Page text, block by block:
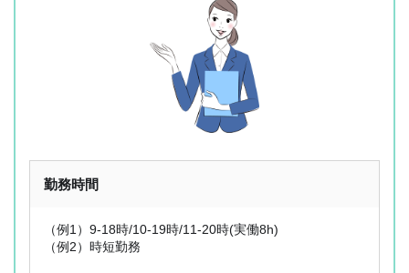
勤務時間
（例1）9-18時/10-19時/11-20時(実働8h)
（例2）時短勤務